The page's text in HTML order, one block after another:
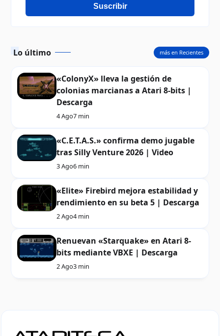
Suscribir
Lo último
«ColonyX» lleva la gestión de
colonias marcianas a Atari 8-bits |
Descarga
4 Ago7 min
«C.E.T.A.S.» confirma demo jugable
tras Silly Venture 2026 | Video
3 Ago6 min
«Elite» Firebird mejora estabilidad y
rendimiento en su beta 5 | Descarga
2 Ago4 min
Renuevan «Starquake» en Atari 8-
bits mediante VBXE | Descarga
2 Ago3 min
más en Recientes